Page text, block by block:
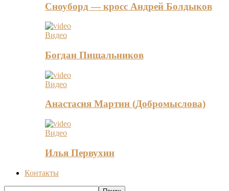
Сноуборд — кросс Андрей Болдыков
Видео
Богдан Пищальников
Видео
Анастасия Мартин (Добромыслова)
Видео
Илья Первухин
Контакты